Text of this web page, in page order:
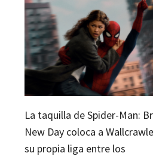
La taquilla de Spider-Man:
New Day coloca a
su propia liga entre los